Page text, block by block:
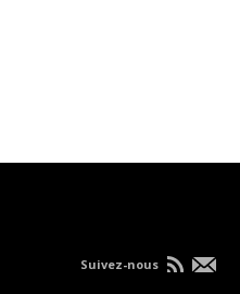
Suivez-nous